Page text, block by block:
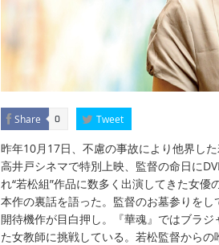
Share 0 Tweet
昨年10月17日、不慮の事故により他界し
高井戸シネマで特別上映、監督の命日に
れ“若松組”作品に数多く出演してきた女優
本作の裏話を語った。監督のお墓参りを
開待機作が目白押し。『華魂』ではブラ
た女教師に挑戦している。若松監督から